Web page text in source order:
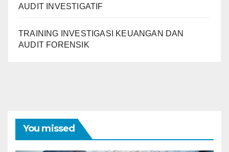
AUDIT INVESTIGATIF
TRAINING INVESTIGASI KEUANGAN DAN
AUDIT FORENSIK
You missed